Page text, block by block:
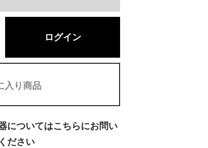
ログイン
入り商品
についてはこちらにお問い
ださい